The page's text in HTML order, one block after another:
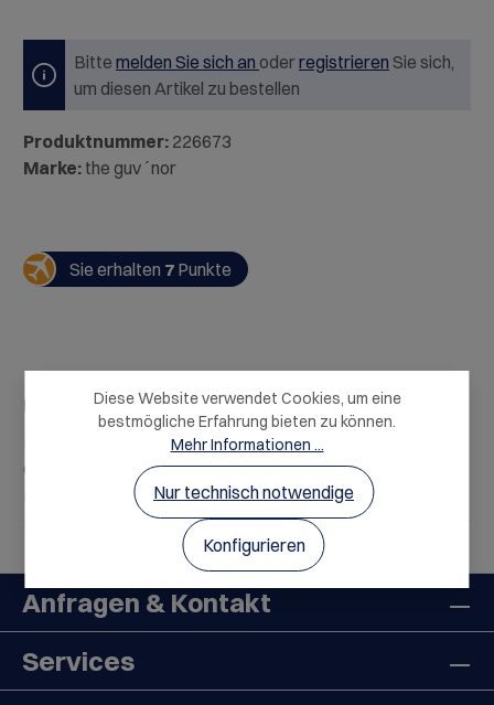
Bitte melden Sie sich an oderregistrieren Sie sich,
um diesen Artikel zu bestellen
Produktnummer: 226673
Marke: the guv´nor
Sie erhalten 7 Punkte
Beschreibung
Prickelnd, fruchtig und voller Lebensfreude. Der The
Guv'nor Sparkling Rosé vereint die entspannte
Leichtigkeit Spaniens mit…Mehr
Anfragen & Kontakt
Services
Diese Website verwendet Cookies, um eine
bestmögliche Erfahrung bieten zu können.
Mehr Informationen ...
Nur technisch notwendige
Konfigurieren